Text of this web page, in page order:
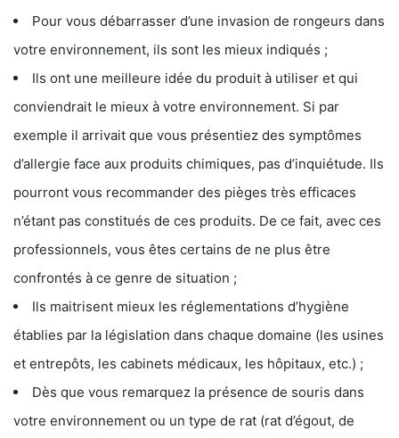
Pour vous débarrasser d’une invasion de rongeurs dans
votre environnement, ils sont les mieux indiqués ;
Ils ont une meilleure idée du produit à utiliser et qui
conviendrait le mieux à votre environnement. Si par
exemple il arrivait que vous présentiez des symptômes
d’allergie face aux produits chimiques, pas d’inquiétude. Ils
pourront vous recommander des pièges très efficaces
n’étant pas constitués de ces produits. De ce fait, avec ces
professionnels, vous êtes certains de ne plus être
confrontés à ce genre de situation ;
Ils maitrisent mieux les réglementations d’hygiène
établies par la législation dans chaque domaine (les usines
et entrepôts, les cabinets médicaux, les hôpitaux, etc.) ;
Dès que vous remarquez la présence de souris dans
votre environnement ou un type de rat (rat d’égout, de